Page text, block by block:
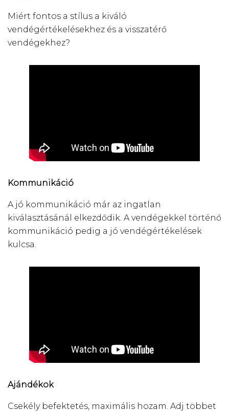
Miért fontos a stílus a kiváló
vendégértékelésekhez és a visszatérő
vendégekhez?
Kommunikáció
A jó kommunikáció már az ingatlan
kiválasztásánál elkezdődik. A vendégekkel történő
kommunikáció pedig a jó vendégértékelések
kulcsa.
Ajándékok
Csekély befektetés, maximális hozam. Adj többet